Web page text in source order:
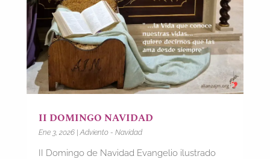
II DOMINGO NAVIDAD
Ene 3, 2026|Adviento - Navidad
II Domingo de Navidad Evangelio ilustrado